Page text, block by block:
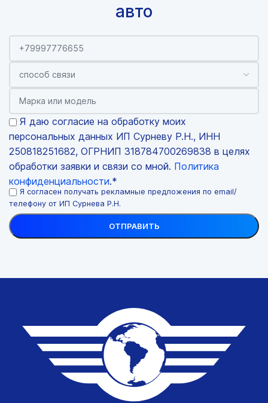
авто
Я даю согласие на обработку моих
персональных данных ИП Сурневу Р.Н., ИНН
250818251682, ОГРНИП 318784700269838 в целях
обработки заявки и связи со мной. Политика
конфиденциальности.*
Я согласен получать рекламные предложения по email/
телефону от ИП Сурнева Р.Н.